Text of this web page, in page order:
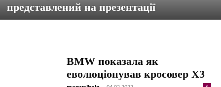
представлений на презентації
BMW показала як
еволюціонував кросовер Х3